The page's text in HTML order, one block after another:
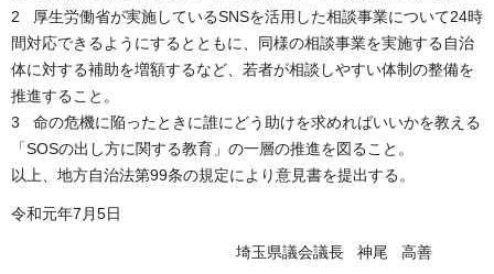
2 厚生労働省が実施しているSNSを活用した相談事業について24時
間対応できるようにするとともに、同様の相談事業を実施する自治
体に対する補助を増額するなど、若者が相談しやすい体制の整備を
推進すること。
3 命の危機に陥ったときに誰にどう助けを求めればいいかを教える
「SOSの出し方に関する教育」の一層の推進を図ること。
以上、地方自治法第99条の規定により意見書を提出する。
令和元年7月5日
埼玉県議会議長 神尾 高善